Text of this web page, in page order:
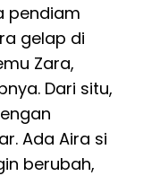
pendiam
gelap di
Zara,
Dari situ,
Ada Aira si
berubah,